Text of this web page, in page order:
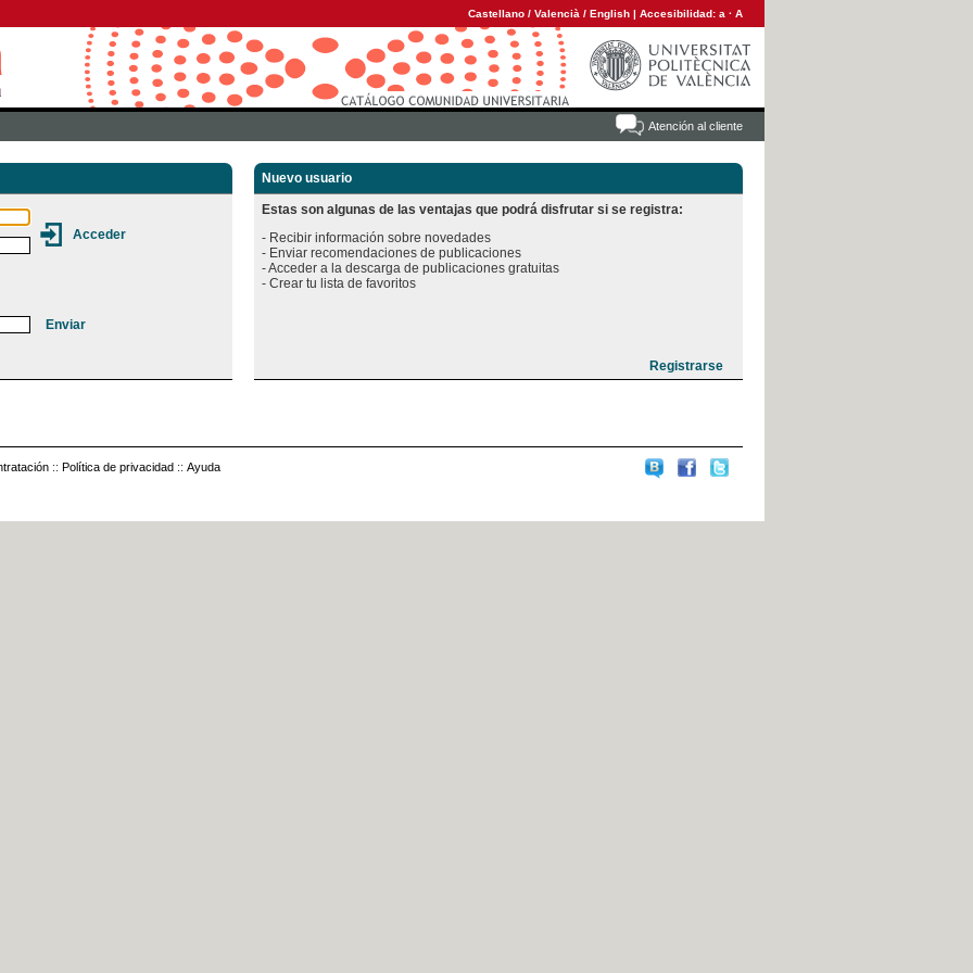
Castellano / Valencià / English | Accesibilidad: a · A
Atención al cliente
Nuevo usuario
Estas son algunas de las ventajas que podrá disfrutar si se registra:
- Recibir información sobre novedades
- Enviar recomendaciones de publicaciones
- Acceder a la descarga de publicaciones gratuitas
:: Política de privacidad :: Ayuda